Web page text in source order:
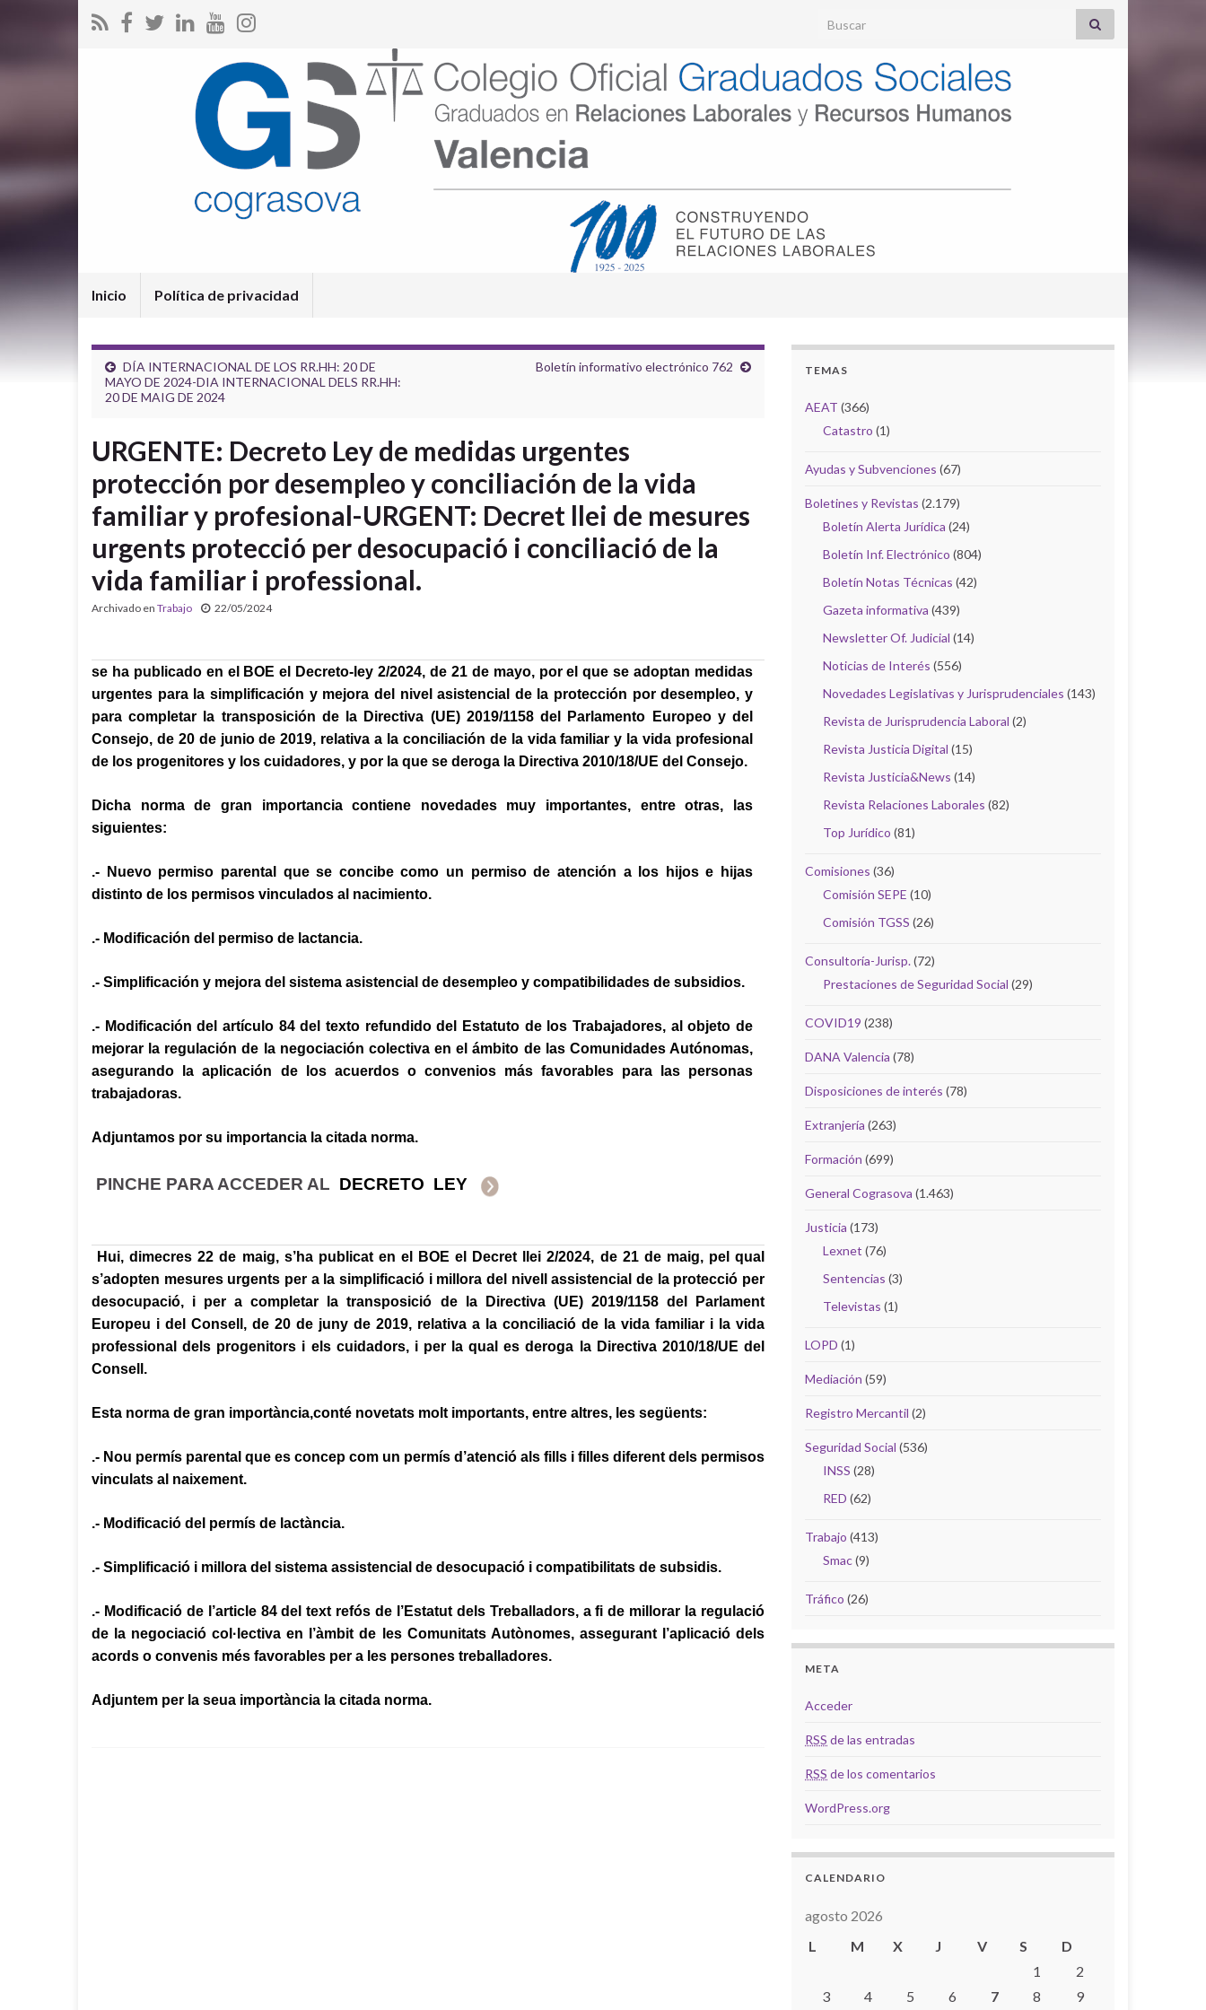
Search for:
Inicio Política de privacidad
DÍA INTERNACIONAL DE LOS RR.HH: 20 DE
MAYO DE 2024-DIA INTERNACIONAL DELS RR.HH:
20 DE MAIG DE 2024
Boletín informativo electrónico 762
URGENTE: Decreto Ley de medidas urgentes
protección por desempleo y conciliación de la vida
familiar y profesional-URGENT: Decret llei de mesures
urgents protecció per desocupació i conciliació de la
vida familiar i professional.
Archivado en Trabajo 22/05/2024
se ha publicado en el BOE el Decreto-ley 2/2024, de 21 de mayo, por el que se adoptan medidas
urgentes para la simplificación y mejora del nivel asistencial de la protección por desempleo, y
para completar la transposición de la Directiva (UE) 2019/1158 del Parlamento Europeo y del
Consejo, de 20 de junio de 2019, relativa a la conciliación de la vida familiar y la vida profesional
de los progenitores y los cuidadores, y por la que se deroga la Directiva 2010/18/UE del Consejo.
Dicha norma de gran importancia contiene novedades muy importantes, entre otras, las
siguientes:
.- Nuevo permiso parental que se concibe como un permiso de atención a los hijos e hijas
distinto de los permisos vinculados al nacimiento.
.- Modificación del permiso de lactancia.
.- Simplificación y mejora del sistema asistencial de desempleo y compatibilidades de subsidios.
.- Modificación del artículo 84 del texto refundido del Estatuto de los Trabajadores, al objeto de
mejorar la regulación de la negociación colectiva en el ámbito de las Comunidades Autónomas,
asegurando la aplicación de los acuerdos o convenios más favorables para las personas
trabajadoras.
Adjuntamos por su importancia la citada norma.
PINCHE PARA ACCEDER AL DECRETO LEY
Hui, dimecres 22 de maig, s’ha publicat en el BOE el Decret llei 2/2024, de 21 de maig, pel qual
s’adopten mesures urgents per a la simplificació i millora del nivell assistencial de la protecció per
desocupació, i per a completar la transposició de la Directiva (UE) 2019/1158 del Parlament
Europeu i del Consell, de 20 de juny de 2019, relativa a la conciliació de la vida familiar i la vida
professional dels progenitors i els cuidadors, i per la qual es deroga la Directiva 2010/18/UE del
Consell.
Esta norma de gran importància,conté novetats molt importants, entre altres, les següents:
.- Nou permís parental que es concep com un permís d’atenció als fills i filles diferent dels permisos
vinculats al naixement.
.- Modificació del permís de lactància.
.- Simplificació i millora del sistema assistencial de desocupació i compatibilitats de subsidis.
.- Modificació de l’article 84 del text refós de l’Estatut dels Treballadors, a fi de millorar la regulació
de la negociació col·lectiva en l’àmbit de les Comunitats Autònomes, assegurant l’aplicació dels
acords o convenis més favorables per a les persones treballadores.
Adjuntem per la seua importància la citada norma.
TEMAS
AEAT (366)
Catastro (1)
Ayudas y Subvenciones (67)
Boletines y Revistas (2.179)
Boletín Alerta Jurídica (24)
Boletín Inf. Electrónico (804)
Boletín Notas Técnicas (42)
Gazeta informativa (439)
Newsletter Of. Judicial (14)
Noticias de Interés (556)
Novedades Legislativas y Jurisprudenciales (143)
Revista de Jurisprudencia Laboral (2)
Revista Justicia Digital (15)
Revista Justicia&News (14)
Revista Relaciones Laborales (82)
Top Jurídico (81)
Comisiones (36)
Comisión SEPE (10)
Comisión TGSS (26)
Consultoría-Jurisp.(72)
Prestaciones de Seguridad Social (29)
COVID19 (238)
DANA Valencia (78)
Disposiciones de interés (78)
Extranjería (263)
Formación (699)
General Cograsova (1.463)
Justicia (173)
Lexnet (76)
Sentencias (3)
Televistas (1)
LOPD (1)
Mediación (59)
Registro Mercantil (2)
Seguridad Social (536)
INSS (28)
RED (62)
Trabajo (413)
Smac(9)
Tráfico (26)
META
Acceder
RSS de las entradas
RSS de los comentarios
WordPress.org
CALENDARIO
agosto 2026
L
M X J V S
D
1
2
3
4 5 6 7 8 9